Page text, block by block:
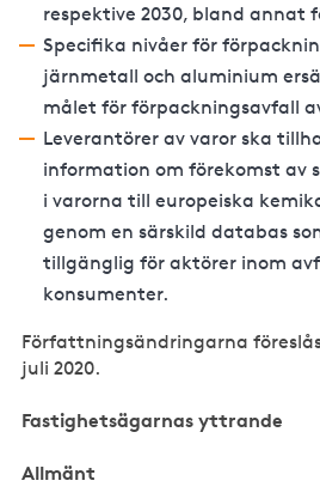
respektive 2030, bland annat
Specifika nivåer för
järnmetall och aluminium
målet för förpackningsavfall
Leverantörer av varor ska
information om förekomst av
i varorna till europeiska
genom en särskild databas
tillgänglig för aktörer inom
konsumenter.
Författningsändringarna
juli 2020.
Fastighetsägarnas yttrande
Allmänt